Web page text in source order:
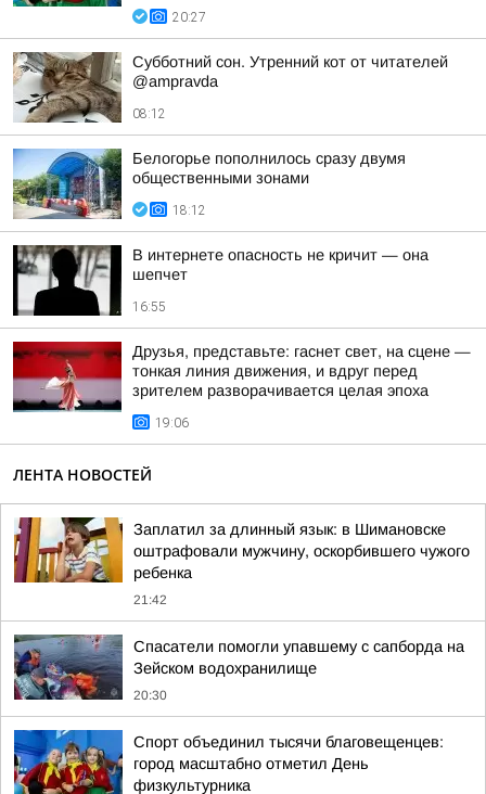
20:27
Субботний сон. Утренний кот от читателей
@ampravda
08:12
Белогорье пополнилось сразу двумя
общественными зонами
18:12
В интернете опасность не кричит — она
шепчет
16:55
Друзья, представьте: гаснет свет, на сцене —
тонкая линия движения, и вдруг перед
зрителем разворачивается целая эпоха
19:06
ЛЕНТА НОВОСТЕЙ
Заплатил за длинный язык: в Шимановске
оштрафовали мужчину, оскорбившего чужого
ребенка
21:42
Спасатели помогли упавшему с сапборда на
Зейском водохранилище
20:30
Спорт объединил тысячи благовещенцев:
город масштабно отметил День
физкультурника